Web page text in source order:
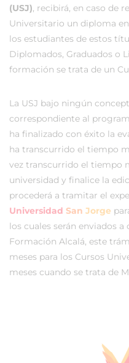
(USJ), recibirá, en caso de
Universitario un diploma
los estudiantes de estos
Diplomados, Graduados o
formación se trata de un
La USJ bajo ningún
correspondiente al
ha finalizado con éxito la
ha transcurrido el tiempo
vez transcurrido el tiempo
universidad y finalice la
procederá a tramitar el
Universidad San Jorge
los cuales serán enviados
Formación Alcalá, este
meses para los Cursos
meses cuando se trata de